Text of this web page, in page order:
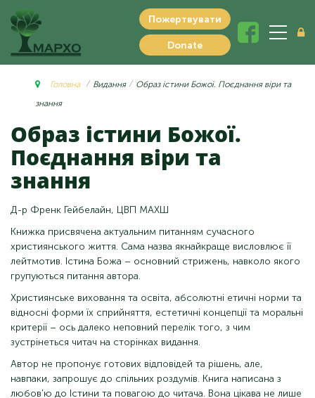
Пожертвувати
Donate
Головна Видання
Образ істини Божої. Поєднання віри та
знання
Образ істини Божої.
Поєднання віри та
знання
Д-р Френк Гейбелайн, ЦВП МАХШ
Книжка присвячена актуальним питанням сучасного
християнського життя. Сама назва якнайкраще висловлює її
лейтмотив. Істина Божа – основний стрижень, навколо якого
групуються питання автора.
Християнське виховання та освіта, абсолютні етичні норми та
відносні форми їх сприйняття, естетичні концепції та моральні
критерії – ось далеко неповний перелік того, з чим
зустрінеться читач на сторінках видання.
Автор не пропонує готових відповідей та рішень, але,
навпаки, запрошує до спільних роздумів. Книга написана з
любов'ю до Істини та повагою до читача. Вона цікава не лише